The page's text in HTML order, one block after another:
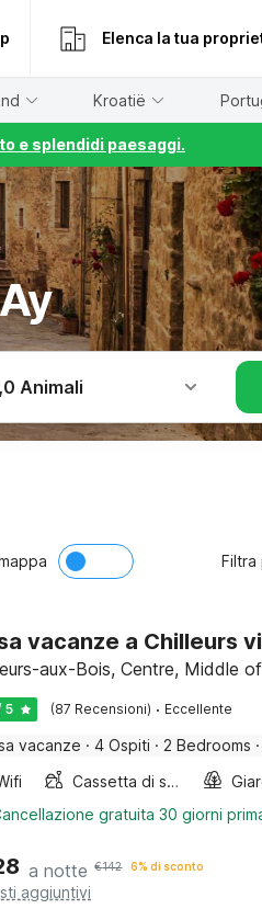
Elenca la tua
Kroatië
e splendidi paesaggi.
,0 Animali
Filtra
vacanze a Chilleurs
aux-Bois, Centre, Middle
5 (87 Recensioni) · Eccellente
vacanze · 4 Ospiti · 2 Bedrooms ·
Cassetta di sabbia
gratuita 30 giorni
a notte €142 6% di sconto
aggiuntivi